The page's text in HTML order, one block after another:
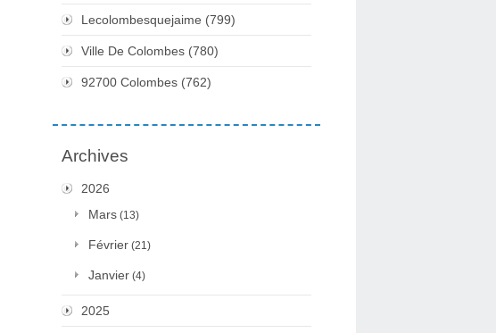
Lecolombesquejaime (799)
Ville De Colombes (780)
92700 Colombes (762)
Archives
2026
Mars (13)
Février (21)
Janvier (4)
2025